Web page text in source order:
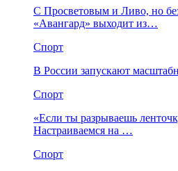
С Просветовым и Ливо, но
«Авангард» выходит из…
Спорт
В России запускают
Спорт
«Если ты разрываешь
Настраиваемся на …
Спорт